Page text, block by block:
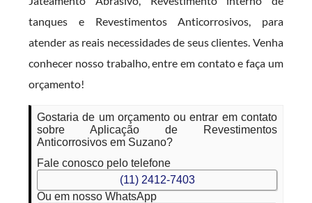
tanques e Revestimentos Anticorrosivos, para
atender as reais necessidades de seus clientes. Venha
conhecer nosso trabalho, entre em contato e faça um
orçamento!
Gostaria de um orçamento ou entrar em contato
sobre Aplicação de Revestimentos
Anticorrosivos em Suzano?
Fale conosco pelo telefone
(11) 2412-7403
Ou em nosso WhatsApp